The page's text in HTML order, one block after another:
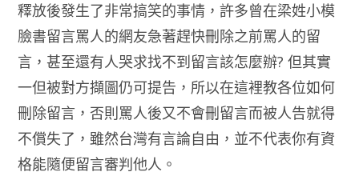
釋放後發生了非常搞笑的事情，許多曾在梁姓小模
臉書留言罵人的網友急著趕快刪除之前罵人的留
言，甚至還有人哭求找不到留言該怎麼辦? 但其實
一但被對方擷圖仍可提告，所以在這裡教各位如何
刪除留言，否則罵人後又不會刪留言而被人告就得
不償失了，雖然台灣有言論自由，並不代表你有資
格能隨便留言審判他人。